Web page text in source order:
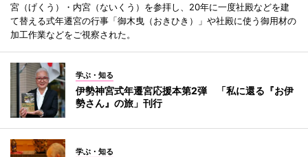
宮（げくう）・内宮（ないくう）を参拝し、20年に一度社殿などを建
て替える式年遷宮の行事「御木曳（おきひき）」や社殿に使う御用材の
加工作業などをご視察された。
学ぶ・知る
伊勢神宮式年遷宮応援本第2弾 「私に還る『お伊
勢さん』の旅」刊行
学ぶ・知る